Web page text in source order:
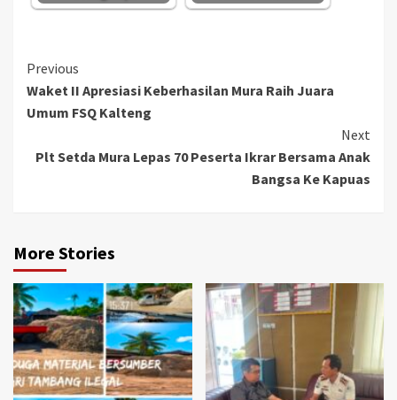
Continue
Reading
Previous
Waket II Apresiasi Keberhasilan Mura Raih Juara
Umum FSQ Kalteng
Next
Plt Setda Mura Lepas 70 Peserta Ikrar Bersama Anak
Bangsa Ke Kapuas
More Stories